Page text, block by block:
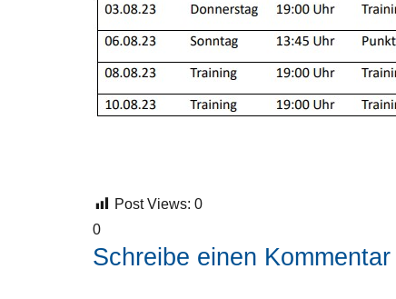
Post Views: 0
0
Schreibe einen Kommentar